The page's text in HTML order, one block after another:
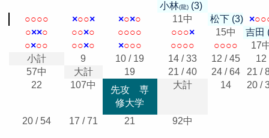
小林(龍) (3)
○○○○ ×○○× ×○×○ 11中 松下 (3) ×○○
○××○ ○○×○ ○○○○ ○○○× 15中
吉田
○×○○ ○○×○ ×○○○ ○○○○ ○○○○
17
小計
9 10 / 19 14 / 33 12 / 45
12
57中
大計 19 21 / 40 24 / 64
21 /
22
107中
先攻 専
修大学
大計 14 20 /
20 / 54 17 / 71 21 92中